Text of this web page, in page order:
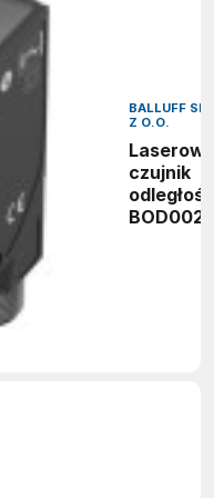
BALLUFF SP.
Z O.O.
czujnik
BOD002L